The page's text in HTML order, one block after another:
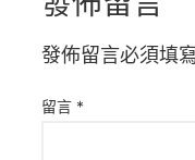
發佈留言必須填
留言 *